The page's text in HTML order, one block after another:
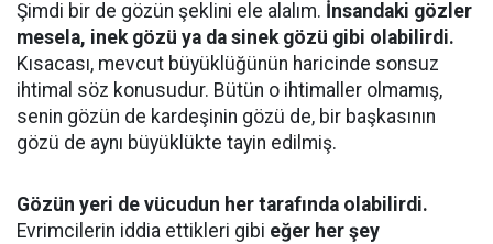
Şimdi bir de gözün şeklini ele alalım. İnsandaki gözler
mesela, inek gözü ya da sinek gözü gibi olabilirdi.
Kısacası, mevcut büyüklüğünün haricinde sonsuz
ihtimal söz konusudur. Bütün o ihtimaller olmamış,
senin gözün de kardeşinin gözü de, bir başkasının
gözü de aynı büyüklükte tayin edilmiş.
Gözün yeri de vücudun her tarafında olabilirdi.
Evrimcilerin iddia ettikleri gibi eğer her şey